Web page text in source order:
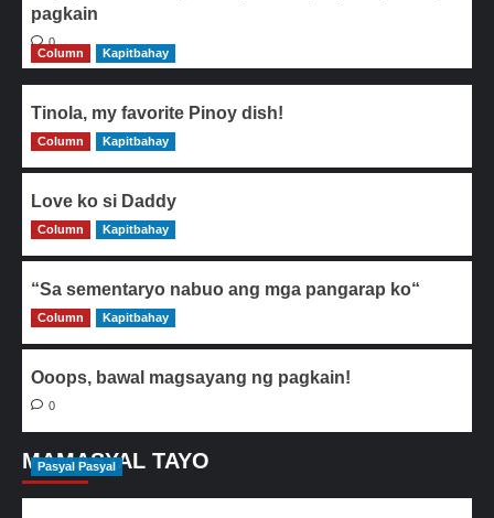
pagkain
0
Column
Kapitbahay
Tinola, my favorite Pinoy dish!
0
Column Kapitbahay
Love ko si Daddy
0
Column Kapitbahay
“Sa sementaryo nabuo ang mga pangarap ko“
0
Column Kapitbahay
Ooops, bawal magsayang ng pagkain!
0
MAMASYAL TAYO
Pasyal Pasyal